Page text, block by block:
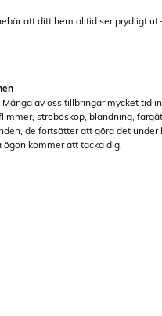
att ditt hem alltid ser prydligt ut
av oss tillbringar mycket tid
stroboskop, bländning,
de fortsätter att göra det
kommer att tacka dig.